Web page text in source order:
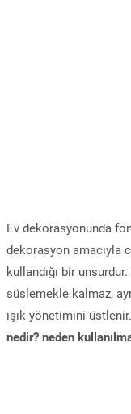
Ev dekorasyonunda
dekorasyon amacıyla
kullandığı bir
süslemekle kalmaz,
ışık yönetimini
nedir? neden